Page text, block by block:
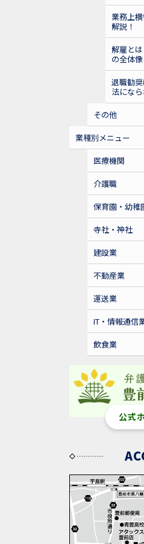
業務上
解説！
解雇と
の全体
退職勧
法にな
その他
業種別メニュー
医療機関
介護職
保育園・幼稚
寺社・神社
建設業
不動産業
運送業
IT・情報通信
飲食業
公式